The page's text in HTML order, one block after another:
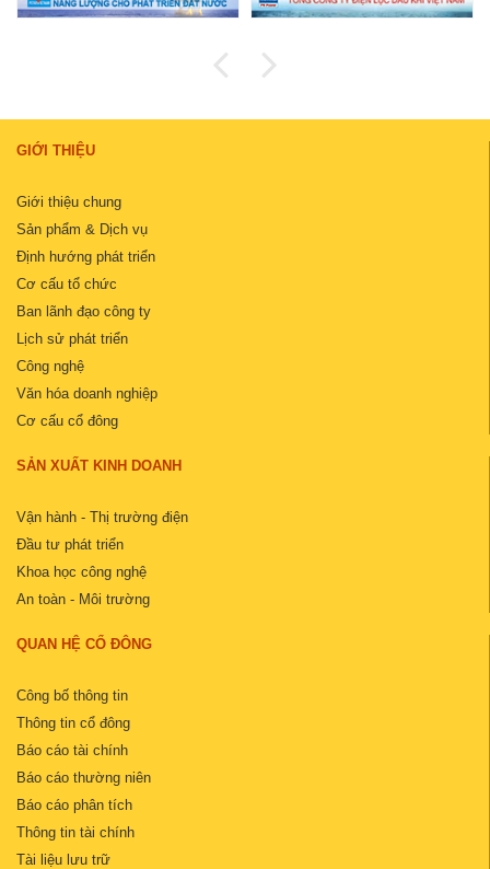
GIỚI THIỆU
Giới thiệu chung
Sản phẩm & Dịch vụ
Định hướng phát triển
Cơ cấu tổ chức
Ban lãnh đạo công ty
Lịch sử phát triển
Công nghệ
Văn hóa doanh nghiệp
Cơ cấu cổ đông
SẢN XUẤT KINH DOANH
Vận hành - Thị trường điện
Đầu tư phát triển
Khoa học công nghệ
An toàn - Môi trường
QUAN HỆ CỔ ĐÔNG
Công bố thông tin
Thông tin cổ đông
Báo cáo tài chính
Báo cáo thường niên
Báo cáo phân tích
Thông tin tài chính
Tài liệu lưu trữ